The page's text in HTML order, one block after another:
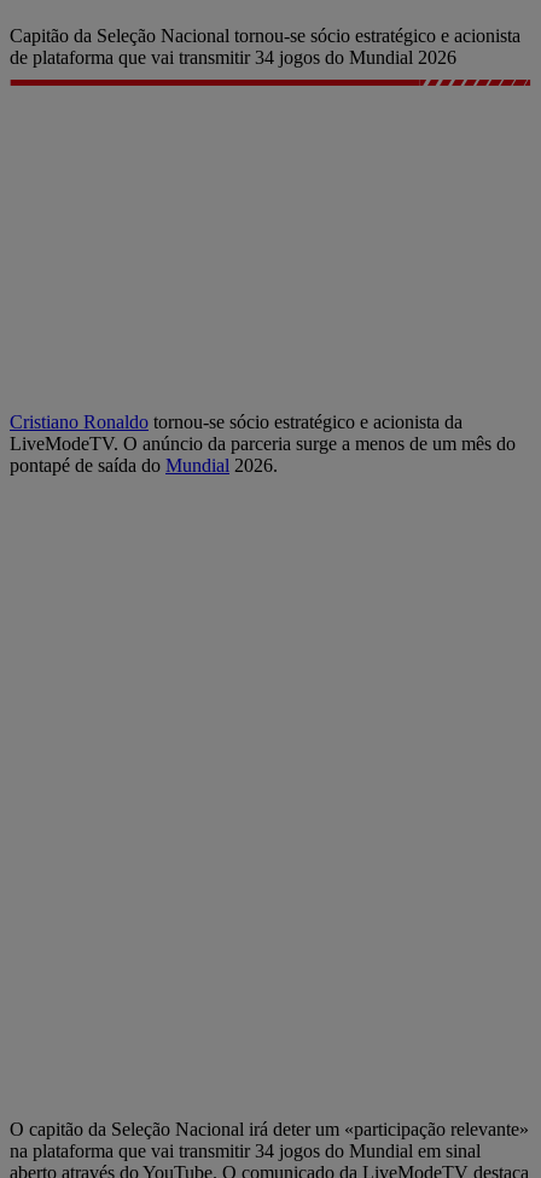
Capitão da Seleção Nacional tornou-se sócio estratégico e acionista
de plataforma que vai transmitir 34 jogos do Mundial 2026
Cristiano Ronaldo tornou-se sócio estratégico e acionista da
LiveModeTV. O anúncio da parceria surge a menos de um mês do
pontapé de saída do Mundial 2026.
O capitão da Seleção Nacional irá deter um «participação relevante»
na plataforma que vai transmitir 34 jogos do Mundial em sinal
aberto através do YouTube. O comunicado da LiveModeTV destaca